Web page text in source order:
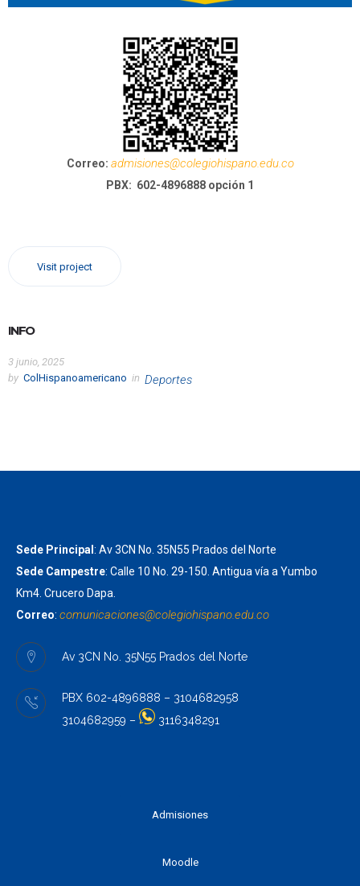
Correo: admisiones@colegiohispano.edu.co
PBX: 602-4896888 opción 1
Visit project
INFO
3 junio, 2025
by ColHispanoamericano in Deportes
Sede Principal : Av 3CN No. 35N55 Prados del Norte
Sede Campestre: Calle 10 No. 29-150. Antigua vía a Yumbo
Km4. Crucero Dapa.
Correo: comunicaciones@colegiohispano.edu.co
Av 3CN No. 35N55 Prados del Norte
PBX 602-4896888 – 3104682958
3104682959 –
3116348291
Admisiones
Moodle